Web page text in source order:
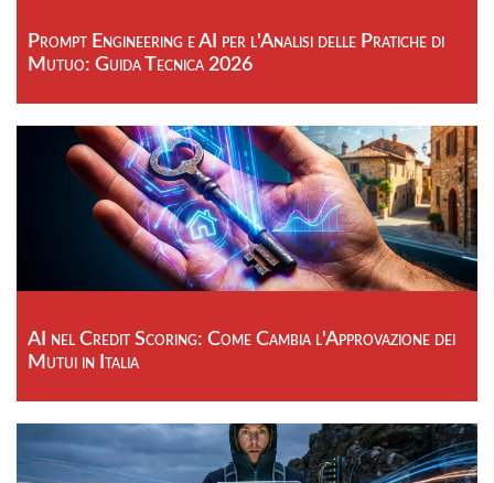
Prompt Engineering e AI per l'Analisi delle Pratiche di
Mutuo: Guida Tecnica 2026
AI nel Credit Scoring: Come Cambia l'Approvazione dei
Mutui in Italia